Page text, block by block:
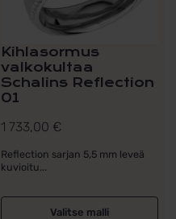
Kihlasormus
valkokultaa
Schalins Reflection
01
1 733,00 €
Reflection sarjan 5,5 mm leveä
kuvioitu...
Valitse malli